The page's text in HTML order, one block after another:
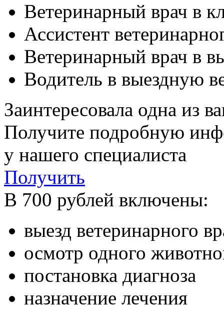
Ветеринарный врач в
Ассистент
Ветеринарный врач в
Водитель в выездную
Заинтересовала одна из
Получите подробную
у нашего специалиста
Получить
В 700 рублей включены:
выезд ветеринарного
осмотр одного
постановка диагноза
назначение лечения